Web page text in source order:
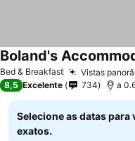
Bed & Breakfast Vistas
Boland's
8,5 Excelente 734 a
Selecione as datas para
exatos.